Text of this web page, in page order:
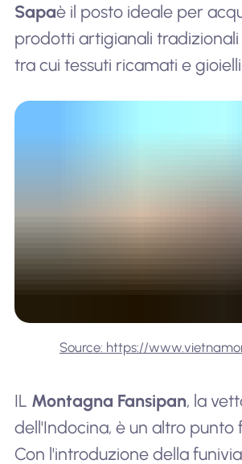
Sapaè il posto ideale per
prodotti artigianali tradizionali
tra cui tessuti ricamati e
Source: https://
IL Montagna Fansipan, la
dell'Indocina, è un altro punto
Con l'introduzione della